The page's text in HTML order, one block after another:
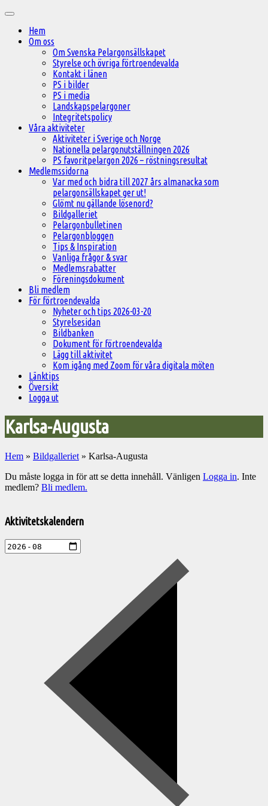
innehåll
Huvudmeny
Hem
Om oss
Om Svenska Pelargonsällskapet
Styrelse och övriga förtroendevalda
Kontakt i länen
PS i bilder
PS i media
Landskapspelargoner
Integritetspolicy
Våra aktiviteter
Aktiviteter i Sverige och Norge
Nationella pelargonutställningen 2026
PS favoritpelargon 2026 – röstningsresultat
Medlemssidorna
Var med och bidra till 2027 års almanacka som
pelargonsällskapet ger ut!
Glömt nu gällande lösenord?
Bildgalleriet
Pelargonbulletinen
Pelargonbloggen
Tips & Inspiration
Vanliga frågor & svar
Medlemsrabatter
Föreningsdokument
Bli medlem
För förtroendevalda
Nyheter och tips 2026-03-20
Styrelsesidan
Bildbanken
Dokument för förtroendevalda
Lägg till aktivitet
Kom igång med Zoom för våra digitala möten
Länktips
Översikt
Logga ut
Karlsa-Augusta
Hem » Bildgalleriet » Karlsa-Augusta
Du måste logga in för att se detta innehåll. Vänligen Logga in. Inte
medlem? Bli medlem.
till
aktiviteter
Aktivitetskalendern